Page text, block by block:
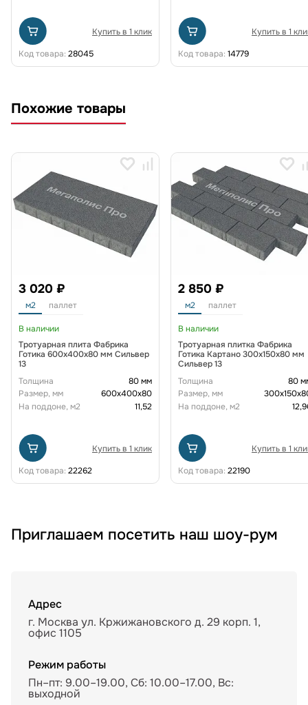
Купить в 1 клик
Код товара: 28045
Купить в 1
Код товара: 14779
Похожие товары
3 020 ₽
м2 паллет
В наличии
Тротуарная плита Фабрика
Готика 600х400х80 мм Сильвер
13
Толщина
80 мм
Размер, мм
600х400х80
На поддоне, м2
11,52
Купить в 1 клик
Код товара: 22262
2 850 ₽
м2 паллет
В наличии
Тротуарная плитка Фабрика
Готика Картано 300х150х80 мм
Сильвер 13
Толщина
80
Размер, мм
На поддоне, м2
Купить в 1
Код товара: 22190
Приглашаем посетить наш шоу-рум
Адрес
г. Москва ул. Кржижановского д. 29 корп. 1,
офис 1105
Режим работы
Пн–пт: 9.00–19.00, Сб: 10.00–17.00, Вс:
выходной